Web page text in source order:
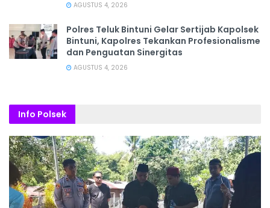
AGUSTUS 4, 2026
Polres Teluk Bintuni Gelar Sertijab Kapolsek
Bintuni, Kapolres Tekankan Profesionalisme
dan Penguatan Sinergitas
AGUSTUS 4, 2026
Info Polsek